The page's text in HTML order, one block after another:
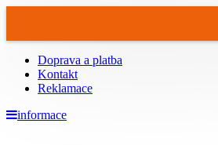
Doprava a platba
Kontakt
Reklamace
informace